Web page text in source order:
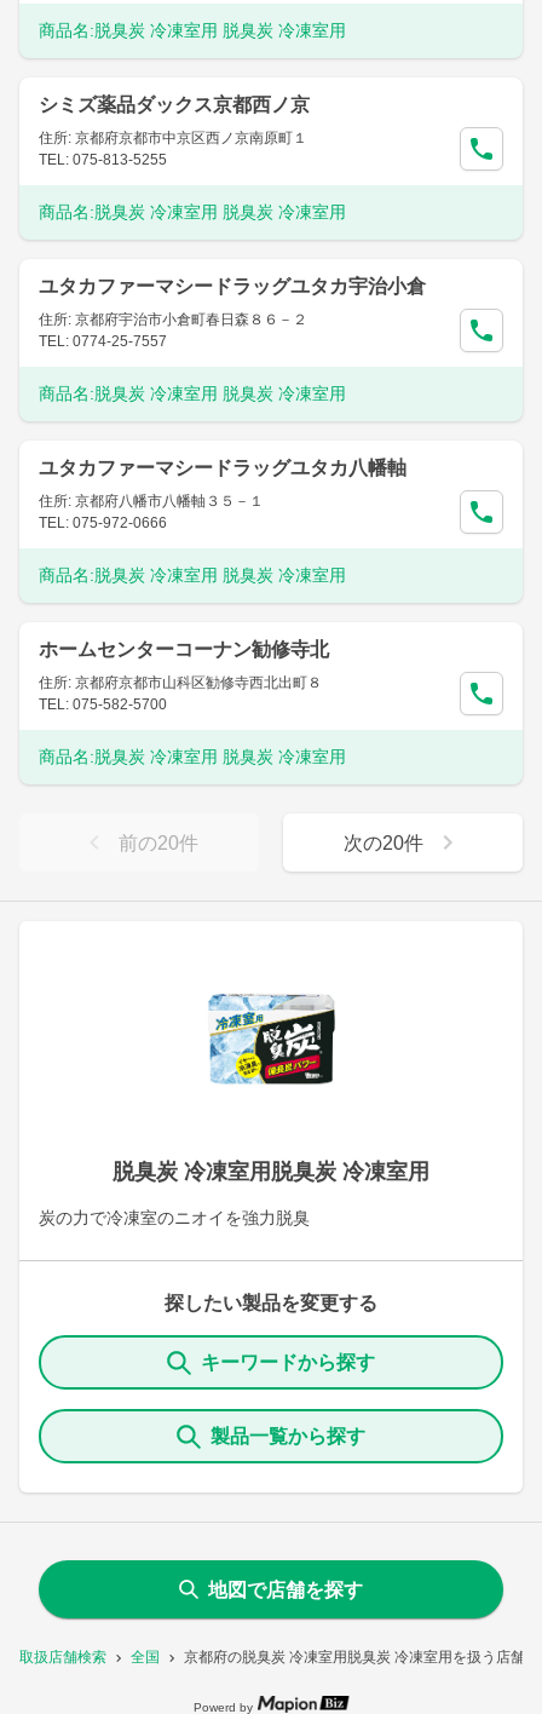
取扱店舗検索 全国 京都府の脱臭炭 冷凍室用脱臭炭 冷凍室用を扱う店舗
脱臭炭 冷凍室用脱臭炭 冷凍室用
炭の力で冷凍室のニオイを強力脱臭
探したい製品を変更する
キーワードから探す
製品一覧から探す
商品名:脱臭炭 冷凍室用 脱臭炭 冷凍室用
シミズ薬品ダックス京都西ノ京
住所: 京都府京都市中京区西ノ京南原町１
TEL: 075-813-5255
商品名:脱臭炭 冷凍室用 脱臭炭 冷凍室用
ユタカファーマシードラッグユタカ宇治小倉
住所: 京都府宇治市小倉町春日森８６－２
TEL: 0774-25-7557
商品名:脱臭炭 冷凍室用 脱臭炭 冷凍室用
ユタカファーマシードラッグユタカ八幡軸
住所: 京都府八幡市八幡軸３５－１
TEL: 075-972-0666
商品名:脱臭炭 冷凍室用 脱臭炭 冷凍室用
ホームセンターコーナン勧修寺北
住所: 京都府京都市山科区勧修寺西北出町８
TEL: 075-582-5700
商品名:脱臭炭 冷凍室用 脱臭炭 冷凍室用
前の20件 次の20件
地図で店舗を探す
Powerd by